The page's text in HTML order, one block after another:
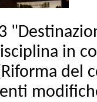
in
del